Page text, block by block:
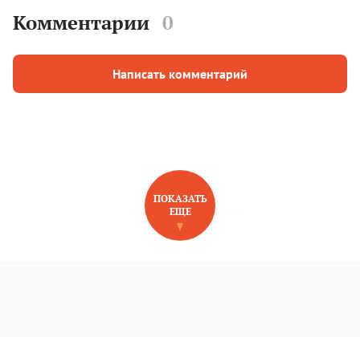
Комментарии 0
Написать комментарий
НОВОЕ НА САЙТЕ
ПОКАЗАТЬ
ЕЩЕ